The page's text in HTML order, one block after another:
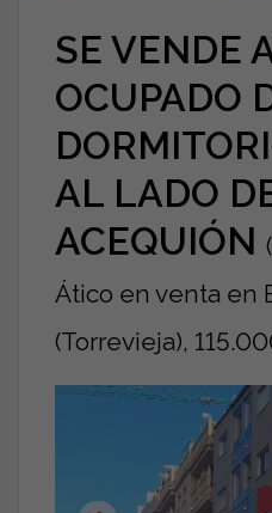
SE VENDE
OCUPADO
AL LADO
ACEQUIÓN
Ático en venta en
(Torrevieja),